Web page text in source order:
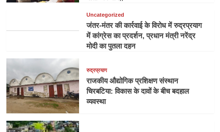
Uncategorized
जंतर-मंतर की कार्रवाई के विरोध में रुद्रप्रयाग
में कांग्रेस का प्रदर्शन, प्रधान मंत्री नरेंद्र
मोदी का पुतला दहन
रुद्रप्रयाग
राजकीय औद्योगिक प्रशिक्षण संस्थान
चिरबटिया: विकास के दावों के बीच बदहाल
व्यवस्था